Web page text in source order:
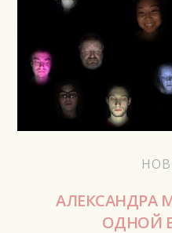
АЛЕКСАНДРА
ОДНОЙ